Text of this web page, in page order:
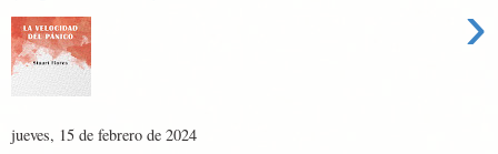
›
jueves, 15 de febrero de 2024